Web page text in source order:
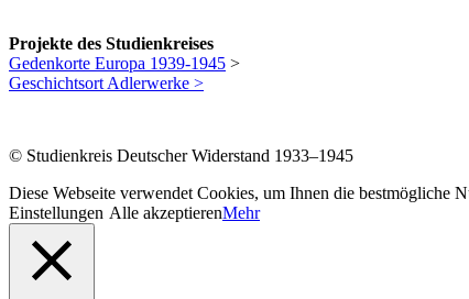
Projekte des Studienkreises
Gedenkorte Europa 1939-1945 >
Geschichtsort Adlerwerke >
© Studienkreis Deutscher Widerstand 1933–1945
Diese Webseite verwendet Cookies, um Ihnen die bestmögliche
Einstellungen Alle akzeptierenMehr